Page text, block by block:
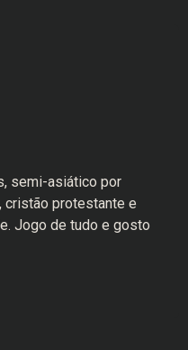
semi-asiático por
cristão protestante e
Jogo de tudo e gosto